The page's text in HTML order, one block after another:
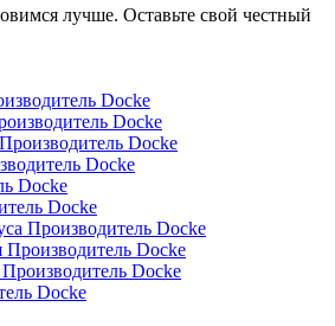
лучше. Оставьте свой честный
Docke
Docke
Производитель Docke
Docke
Docke
Docke
Производитель Docke
Производитель Docke
Производитель Docke
Docke